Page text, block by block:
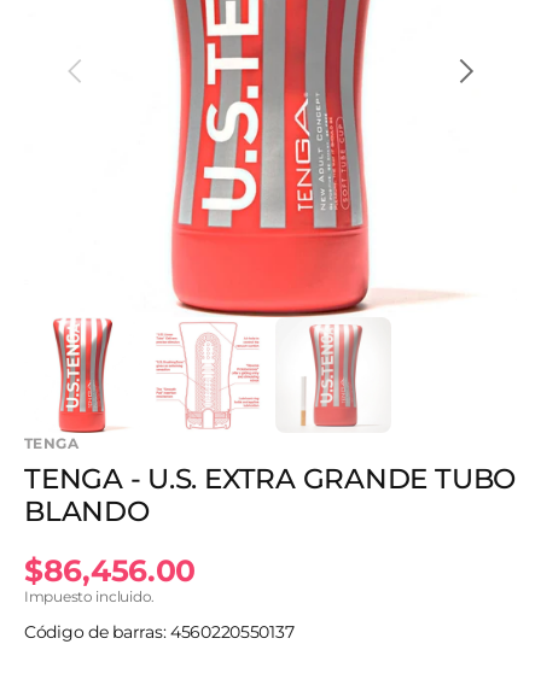
elemento
multimedia
vista
galería
TENGA
TENGA - U.S. EXTRA GRANDE TUBO
BLANDO
Precio
habitual
$86,456.00
Impuesto incluido.
Código de barras: 4560220550137